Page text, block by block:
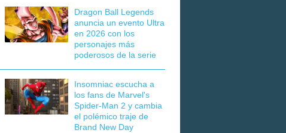
Dragon Ball Legends
anuncia un evento Ultra
en 2026 con los
personajes más
poderosos de la serie
Insomniac escucha a
los fans de Marvel's
Spider-Man 2 y cambia
el polémico traje de
Brand New Day